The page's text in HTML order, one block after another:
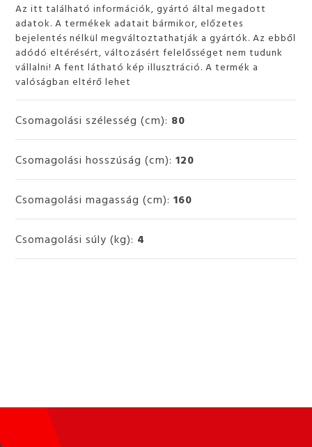
Az itt található információk, gyártó által megadott
adatok. A termékek adatait bármikor, előzetes
bejelentés nélkül megváltoztathatják a gyártók. Az ebből
adódó eltérésért, változásért felelősséget nem tudunk
vállalni! A fent látható kép illusztráció. A termék a
valóságban eltérő lehet
Csomagolási szélesség (cm): 80
Csomagolási hosszúság (cm):120
Csomagolási magasság (cm):160
Csomagolási súly (kg): 4